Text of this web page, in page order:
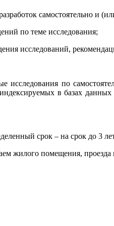
самостоятельно и
по теме исследования;
исследований,
исследования по
в базах
срок – на срок до 3
жилого помещения, проезда